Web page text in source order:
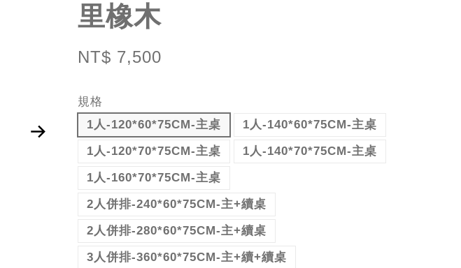
里橡木
NT$ 7,500
規格
1人-120*60*75CM-主桌
1人-140*60*75CM-主桌
1人-120*70*75CM-主桌
1人-140*70*75CM-主桌
1人-160*70*75CM-主桌
2人併排-240*60*75CM-主+續桌
2人併排-280*60*75CM-主+續桌
3人併排-360*60*75CM-主+續+續桌